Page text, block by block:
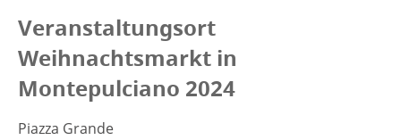
Veranstaltungsort
Weihnachtsmarkt in
Montepulciano 2024
Piazza Grande